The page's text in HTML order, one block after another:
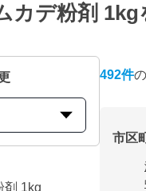
カデ粉剤 1kg
492件
市区